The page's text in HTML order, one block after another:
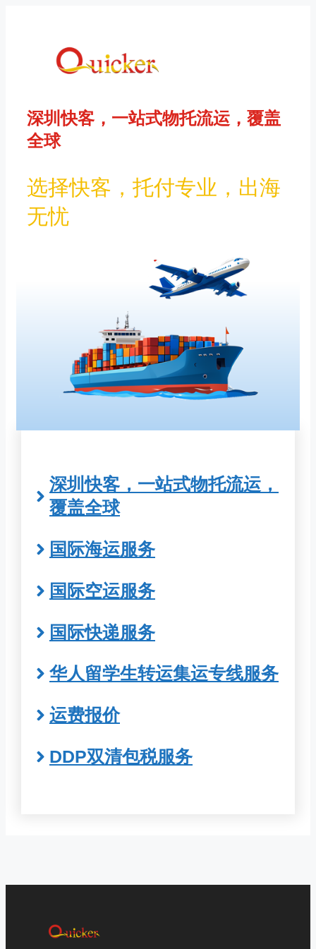
深圳快客，一站式物托流运，覆盖
全球
选择快客，托付专业，出海
无忧
深圳快客，一站式物托流运，
覆盖全球
国际海运服务
国际空运服务
国际快递服务
华人留学生转运集运专线服务
运费报价
DDP双清包税服务